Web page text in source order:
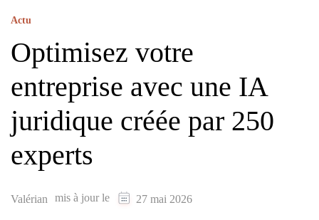
Actu
Optimisez votre
entreprise avec une IA
juridique créée par 250
experts
Valérian mis à jour le 27 mai 2026